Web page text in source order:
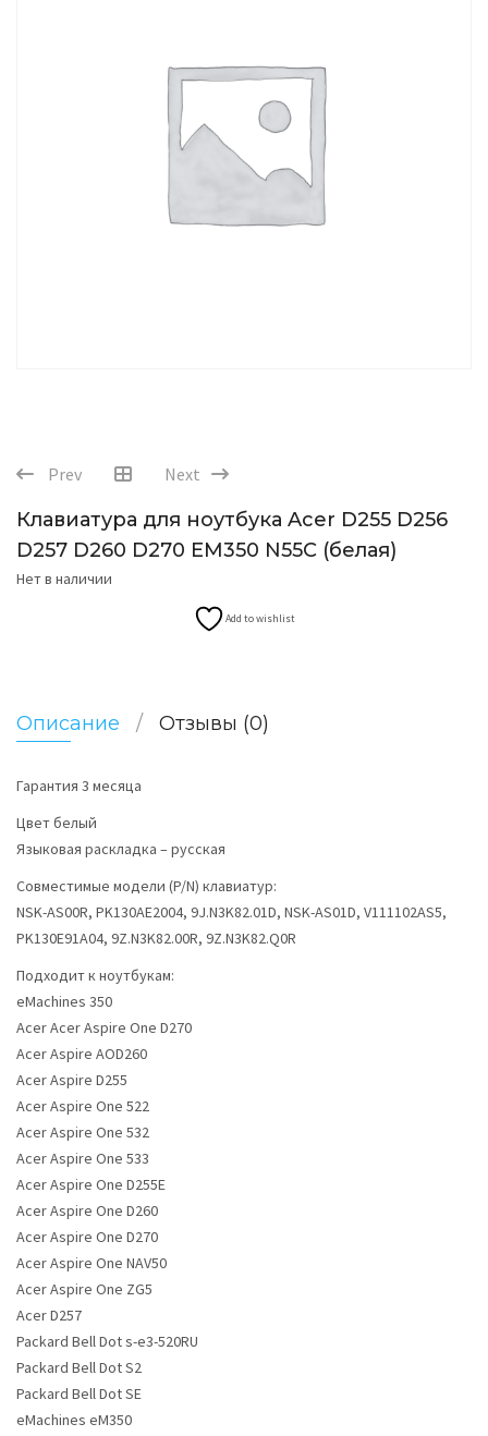
Prev Next
Клавиатура для ноутбука Acer D255 D256
D257 D260 D270 EM350 N55C (белая)
Нет в наличии
Add to wishlist
Описание Отзывы (0)
Гарантия 3 месяца
Цвет белый
Языковая раскладка – русская
Совместимые модели (P/N) клавиатур:
NSK-AS00R, PK130AE2004, 9J.N3K82.01D, NSK-AS01D, V111102AS5,
PK130E91A04, 9Z.N3K82.00R, 9Z.N3K82.Q0R
Подходит к ноутбукам:
eMachines 350
Acer Acer Aspire One D270
Acer Aspire AOD260
Acer Aspire D255
Acer Aspire One 522
Acer Aspire One 532
Acer Aspire One 533
Acer Aspire One D255E
Acer Aspire One D260
Acer Aspire One D270
Acer Aspire One NAV50
Acer Aspire One ZG5
Acer D257
Packard Bell Dot s-e3-520RU
Packard Bell Dot S2
Packard Bell Dot SE
eMachines eM350